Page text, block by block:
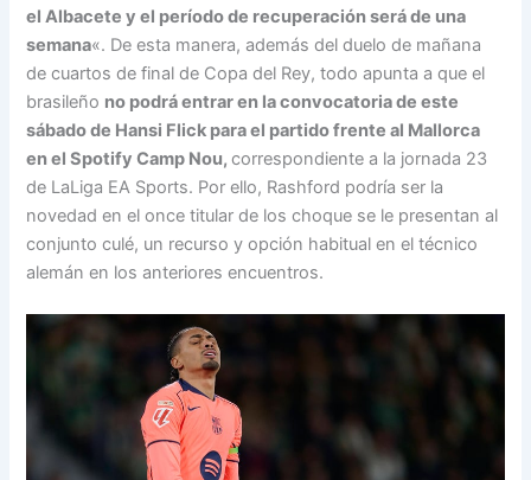
el Albacete y el período de recuperación será de una
semana«. De esta manera, además del duelo de mañana
de cuartos de final de Copa del Rey, todo apunta a que el
brasileño no podrá entrar en la convocatoria de este
sábado de Hansi Flick para el partido frente al Mallorca
en el Spotify Camp Nou,correspondiente a la jornada 23
de LaLiga EA Sports. Por ello, Rashford podría ser la
novedad en el once titular de los choque se le presentan al
conjunto culé, un recurso y opción habitual en el técnico
alemán en los anteriores encuentros.